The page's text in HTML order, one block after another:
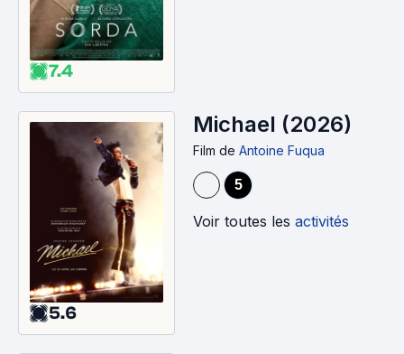
7.4
5.6
Michael (2026)
Film de Antoine Fuqua
5
Voir toutes les activités